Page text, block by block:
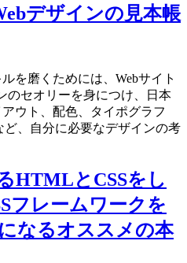
デザインの見本帳
を磨くためには、Webサイト
のセオリーを身につけ、日本
ウト、配色、タイポグラフ
、自分に必要なデザインの考
HTMLとCSSをし
フレームワークを
なるオススメの本